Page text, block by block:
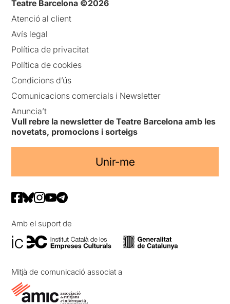
Teatre Barcelona ©2026
Atenció al client
Avís legal
Política de privacitat
Política de cookies
Condicions d’ús
Comunicacions comercials i Newsletter
Anuncia’t
Vull rebre la newsletter de Teatre Barcelona amb les
novetats, promocions i sorteigs
Unir-me
Amb el suport de
Mitjà de comunicació associat a